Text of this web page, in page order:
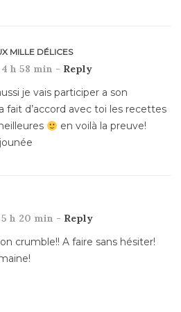
MILLE DÉLICES
h 58 min - Reply
je vais participer a son
fait d’accord avec toi les recettes
en voilà la preuve!
h 20 min - Reply
crumble!! A faire sans hésiter!